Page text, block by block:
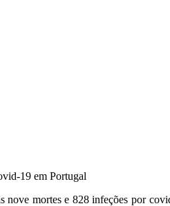
mortes e 828 infeções por